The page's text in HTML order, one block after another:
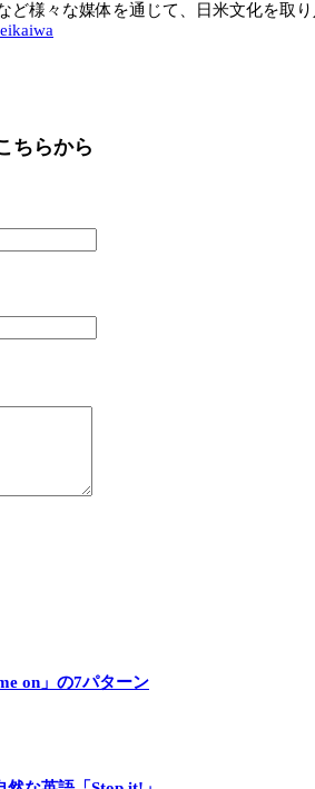
ど様々な媒体を通じて、日米文化を取
ちらから
on」の7パターン